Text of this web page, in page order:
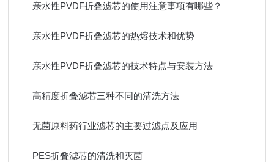
亲水性PVDF折叠滤芯的使用注意事项有哪些？
亲水性PVDF折叠滤芯的热熔技术和优势
亲水性PVDF折叠滤芯的技术特点与安装方法
高精度折叠滤芯三种不同的清洗方法
无菌原料药行业滤芯的主要过滤点及应用
PES折叠滤芯的清洗和灭菌